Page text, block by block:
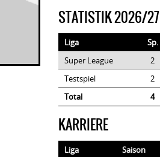
STATISTIK 2026/27
Liga Sp.
Super League
2
Testspiel
2
Total
4
KARRIERE
Liga Saison